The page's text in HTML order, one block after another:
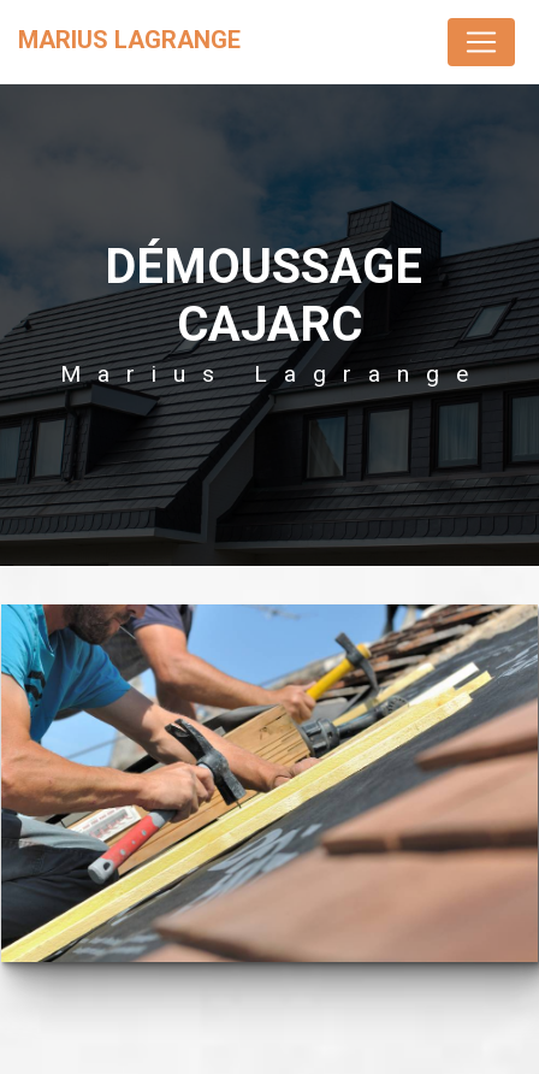
MARIUS LAGRANGE
DÉMOUSSAGE
CAJARC
Marius Lagrange